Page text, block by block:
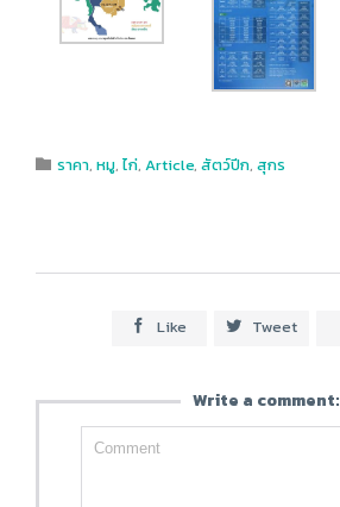
 Category
ราคา, หมู, ไก่, Article, สัตว์ปีก, สุกร
 Like  Tweet
Write a comment: